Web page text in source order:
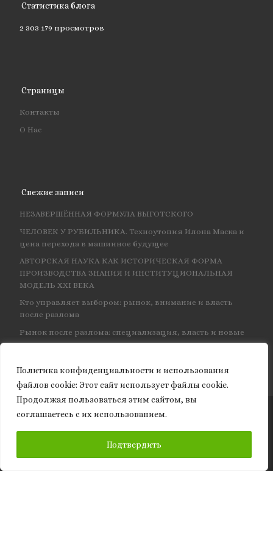
Политика конфиденциальности и использования
файлов сookie: Этот сайт использует файлы cookie.
Продолжая пользоваться этим сайтом, вы
соглашаетесь с их использованием.
Подтвердить
Статистика блога
2 303 179 просмотров
Страницы
Контакты
О Нас
Свежие записи
НЕЗАВЕРШЁННАЯ ФОРМУЛА ВЫГОТСКОГО
ЧЕЛОВЕК У РУБИЛЬНИКА. Техноутопия Илона Маска и
цена перехода в машинное будущее
АВТОРСКАЯ НАУКА КАК ИСТОРИЧЕСКАЯ ФОРМА
ПРОИЗВОДСТВА ЗНАНИЯ И ИНСТИТУЦИОНАЛЬНАЯ
МОДЕЛЬ XXI ВЕКА
Кто управляет выбором: рынок, внимание и власть
после разлома
Рынок после разлома: специализация, власть и новые
центры влияния
© 2026Granite of science– Все права защищены